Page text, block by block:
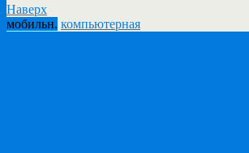
Наверх
мобильн. компьютерная